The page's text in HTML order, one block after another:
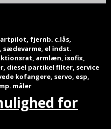
fjernb. c.lås,
el indst.
armlæn, isofix,
diesel partikel filter, service
kofangere, servo, esp,
måler
for